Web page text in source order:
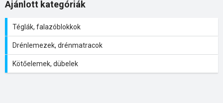
Ajánlott kategóriák
Téglák, falazóblokkok
Drénlemezek, drénmatracok
Kötőelemek, dübelek